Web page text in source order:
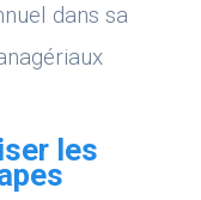
dans sa
les